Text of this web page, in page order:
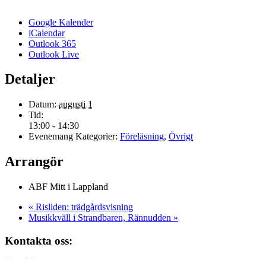
Google Kalender
iCalendar
Outlook 365
Outlook Live
Detaljer
Datum: augusti 1
Tid:
13:00 - 14:30
Evenemang Kategorier: Föreläsning, Övrigt
Arrangör
ABF Mitt i Lappland
« Risliden: trädgårdsvisning
Musikkväll i Strandbaren, Rännudden »
Kontakta oss: